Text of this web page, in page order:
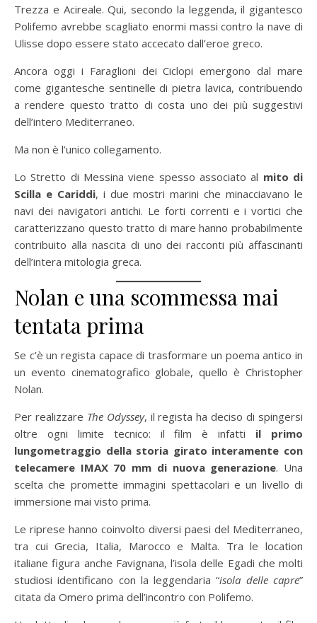
Trezza e Acireale. Qui, secondo la leggenda, il gigantesco
Polifemo avrebbe scagliato enormi massi contro la nave di
Ulisse dopo essere stato accecato dall’eroe greco.
Ancora oggi i Faraglioni dei Ciclopi emergono dal mare
come gigantesche sentinelle di pietra lavica, contribuendo
a rendere questo tratto di costa uno dei più suggestivi
dell’intero Mediterraneo.
Ma non è l’unico collegamento.
Lo Stretto di Messina viene spesso associato al mito di
Scilla e Cariddi, i due mostri marini che minacciavano le
navi dei navigatori antichi. Le forti correnti e i vortici che
caratterizzano questo tratto di mare hanno probabilmente
contribuito alla nascita di uno dei racconti più affascinanti
dell’intera mitologia greca.
Nolan e una scommessa mai
tentata prima
Se c’è un regista capace di trasformare un poema antico in
un evento cinematografico globale, quello è Christopher
Nolan.
Per realizzare The Odyssey, il regista ha deciso di spingersi
oltre ogni limite tecnico: il film è infatti il primo
lungometraggio della storia girato interamente con
telecamere IMAX 70 mm di nuova generazione. Una
scelta che promette immagini spettacolari e un livello di
immersione mai visto prima.
Le riprese hanno coinvolto diversi paesi del Mediterraneo,
tra cui Grecia, Italia, Marocco e Malta. Tra le location
italiane figura anche Favignana, l’isola delle Egadi che molti
studiosi identificano con la leggendaria “isola delle capre”
citata da Omero prima dell’incontro con Polifemo.